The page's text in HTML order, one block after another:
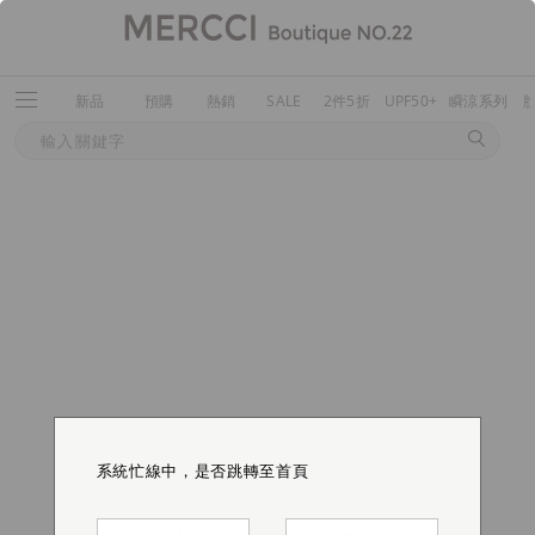
新品 預購 熱銷 SALE 2件5折 UPF50+ 瞬涼系列
系統忙線中，是否跳轉至首頁
系統忙線中，是否跳轉至首頁
系統忙線中，是否跳轉至首頁
系統忙線中，是否跳轉至首頁
系統忙線中，是否跳轉至首頁